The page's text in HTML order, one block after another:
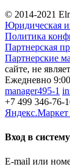
© 2014-2021
Юридическая
Политика
Партнерская
Партнерские
сайте, не
Ежедневно
manager495-1
+7 499 346-76-
Вход в систему
E-mail или